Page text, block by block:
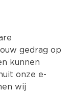
Kies jouw
Producten
gedrag op
kunnen
onze e-
wij